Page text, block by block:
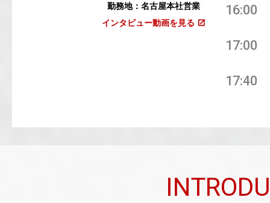
勤務地：名古屋本社営業
インタビュー動画を見る
16:00
17:00
17:40